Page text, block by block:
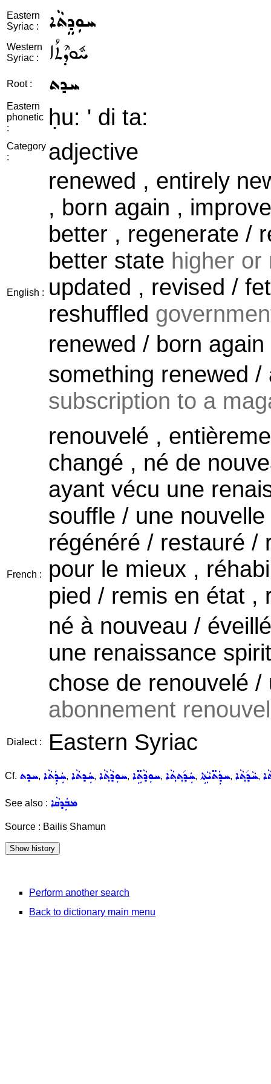
Eastern
Syriac :
ܚܘܼܕܸܬܵܐ
Western
Syriac :
ܚܽܘܕܶܬܳܐ
Root : ܚܕܬ
Eastern
phonetic
:
ḥu: ' di ta:
Category
:
adjective
English :
renewed , entirely
, born again ,
better , regenerate /
better state higher or
updated , revised /
reshuffled
renewed / born
something renewed
subscription to a
French :
renouvelé ,
changé , né de
ayant vécu une
souffle / une
régénéré / restauré /
pour le mieux ,
pied / remis en état
né à nouveau /
une renaissance
chose de renouvelé
abonnement
Dialect : Eastern Syriac
Cf. ܚܕܬ, ܚܲܕܲܬܵܐ, ܚܲܕܬܵܐ, ܚܘܼܕܵܬ݂ܵܐ, ܚܘܼܕܵܬܹ̈ܐ, ܚܲܕ݇ܬ݂ܬ݂ܵܐ, ܚܕܲܬ̈ܝܵܬܹܐ, ܚܵܕ݇ܬ݂ܵܐ,
See also : ܡܒܲܕܩܵܐ
Source : Bailis Shamun
Perform another search
Back to dictionary main menu